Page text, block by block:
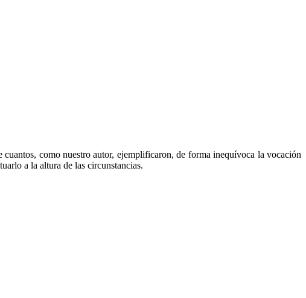
como nuestro autor, ejemplificaron, de forma inequívoca la vocación
a la altura de las circunstancias.